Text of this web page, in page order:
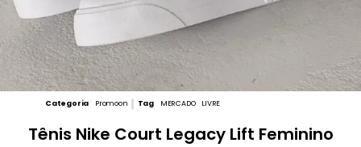
Categoria Promoon Tag MERCADO LIVRE
Tênis Nike Court Legacy Lift Feminino